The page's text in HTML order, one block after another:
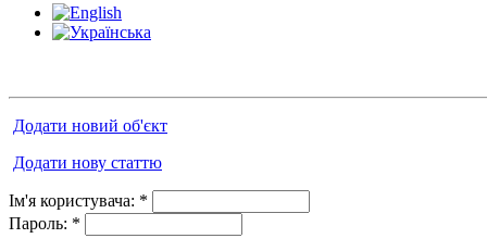
Додати новий об'єкт
Додати нову статтю
Ім'я користувача: *
Пароль: *